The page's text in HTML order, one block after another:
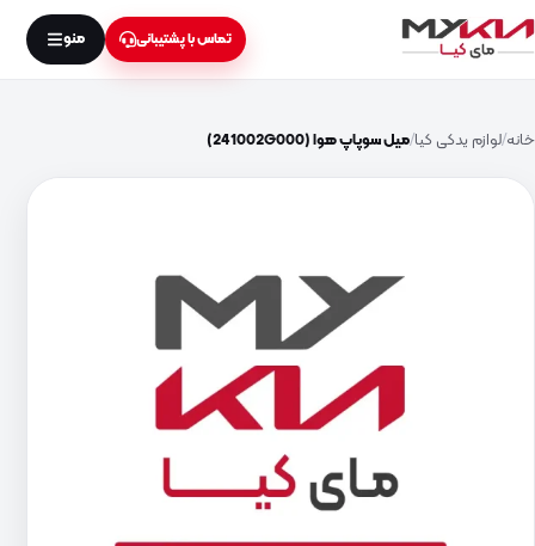
تماس با پشتیبانی منو
خانه لوازم یدکی کیا میل سوپاپ هوا (241002G000)